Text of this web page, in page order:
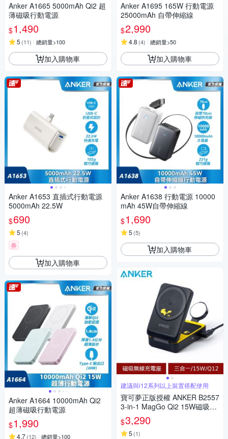
Anker A1665 5000mAh Qi2 超
薄磁吸行動電源
$1,490
5 (11) 總銷量>100
加入購物車
Anker A1653 直插式行動電源
5000mAh 22.5W
$690
5 (4)
券
加入購物車
Anker A1664 10000mAh Qi2
超薄磁吸行動電源
$1,990
4.7(12) 總銷量>100
Anker A1695 165W 行動電源
25000mAh 自帶伸縮線
$2,990
4.8 (4) 總銷量>50
加入購物車
Anker A1638 行動電源 10000
mAh 45W自帶伸縮線
$1,690
5 (5)
加入購物車
建議與i12系列以上裝置搭配使用
寶可夢正版授權 ANKER B2557
3-in-1 MagGo Qi2 15W磁吸無
線充電座-皮卡丘磁吸無線充電
器典藏組
$3,290
5 (1)